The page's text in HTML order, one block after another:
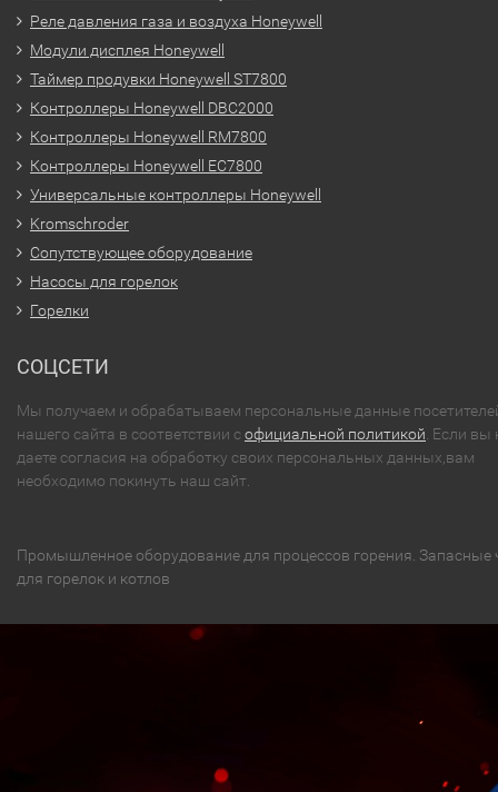
Реле давления газа и воздуха Honeywell
Модули дисплея Honeywell
Таймер продувки Honeywell ST7800
Контроллеры Honeywell DBC2000
Контроллеры Honeywell RM7800
Контроллеры Honeywell EC7800
Универсальные контроллеры Honeywell
Kromschroder
Сопутствующее оборудование
Насосы для горелок
Горелки
СОЦСЕТИ
Мы получаем и обрабатываем персональные данные
нашего сайта в соответствии софициальной политикой . Если вы
даете согласия на обработку своих персональных данных,вам
необходимо покинуть наш сайт.
Промышленное оборудование для процессов горения. Запасные
для горелок и котлов